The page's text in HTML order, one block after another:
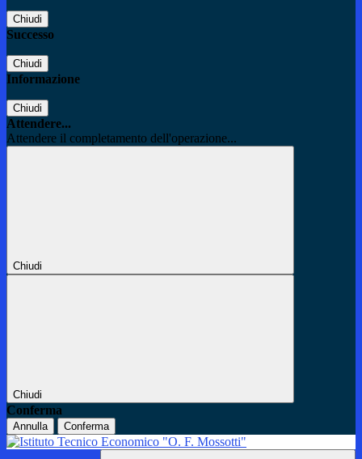
Chiudi
Successo
Chiudi
Informazione
Chiudi
Attendere...
Attendere il completamento dell'operazione...
Chiudi
Chiudi
Conferma
Annulla Conferma